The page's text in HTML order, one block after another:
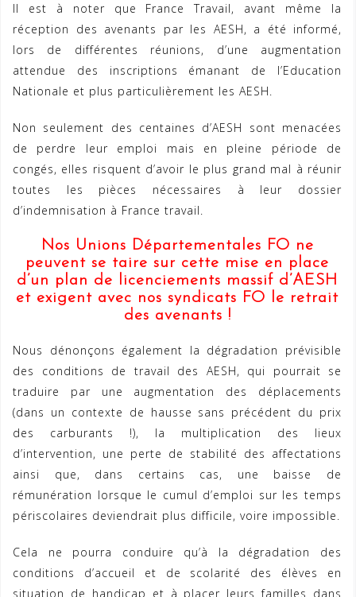
Il est à noter que France Travail, avant même la
réception des avenants par les AESH, a été informé,
lors de différentes réunions, d’une augmentation
attendue des inscriptions émanant de l’Education
Nationale et plus particulièrement les AESH.
Non seulement des centaines d’AESH sont menacées
de perdre leur emploi mais en pleine période de
congés, elles risquent d’avoir le plus grand mal à réunir
toutes les pièces nécessaires à leur dossier
d’indemnisation à France travail.
Nos Unions Départementales FO ne
peuvent se taire sur cette mise en place
d’un plan de licenciements massif d’AESH
et exigent avec nos syndicats FO le retrait
des avenants !
Nous dénonçons également la dégradation prévisible
des conditions de travail des AESH, qui pourrait se
traduire par une augmentation des déplacements
(dans un contexte de hausse sans précédent du prix
des carburants !), la multiplication des lieux
d’intervention, une perte de stabilité des affectations
ainsi que, dans certains cas, une baisse de
rémunération lorsque le cumul d’emploi sur les temps
périscolaires deviendrait plus difficile, voire impossible.
Cela ne pourra conduire qu’à la dégradation des
conditions d’accueil et de scolarité des élèves en
situation de handicap et à placer leurs familles dans